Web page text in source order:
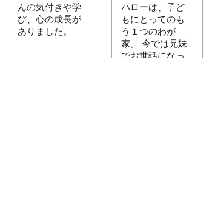
んの気付きや学
び、心の成長が
ありました。
ハローは、子ど
もにとってのも
う１つのわが
家。 今では兄妹
でお世話になっ